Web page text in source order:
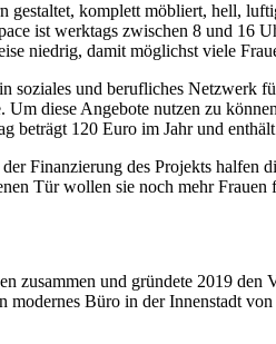
gestaltet, komplett möbliert, hell,
ist werktags zwischen 8 und 16
niedrig, damit möglichst viele
und berufliches Netzwerk
diese Angebote nutzen zu
120 Euro im Jahr und
Finanzierung des Projekts
Tür wollen sie noch mehr
zusammen und gründete 2019
modernes Büro in der Innenstadt